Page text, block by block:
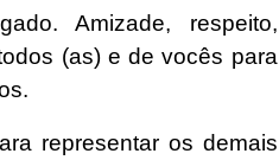
Amizade, respeito,
(as) e de vocês para
representar os demais